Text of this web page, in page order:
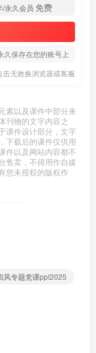
/永久会员 免费
久保存在您的账号上
击无效换浏览器或客服
素以及课件中部分来
刊物的文字内容之
课件设计部分，文字
下载后的课件仅供用
件以及网站内容都不
售卖，不得用作自媒
您未授权的版权作
风专题党课ppt2025